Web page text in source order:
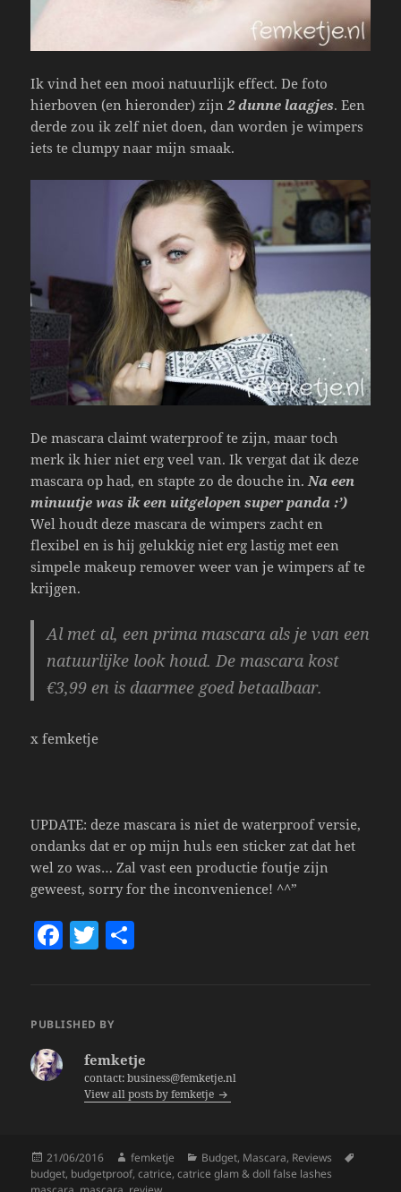
Ik vind het een mooi natuurlijk effect. De foto
hierboven (en hieronder) zijn2 dunne laagjes. Een
derde zou ik zelf niet doen, dan worden je wimpers
iets te clumpy naar mijn smaak.
De mascara claimt waterproof te zijn, maar toch
merk ik hier niet erg veel van. Ik vergat dat ik deze
mascara op had, en stapte zo de douche in.Na een
minuutje was ik een uitgelopen super panda :’)
Wel houdt deze mascara de wimpers zacht en
flexibel en is hij gelukkig niet erg lastig met een
simpele makeup remover weer van je wimpers af te
krijgen.
Al met al, een prima mascara als je van een
natuurlijke look houd. De mascara kost
€3,99 en is daarmee goed betaalbaar.
x femketje
UPDATE: deze mascara is niet de waterproof versie,
ondanks dat er op mijn huls een sticker zat dat het
wel zo was… Zal vast een productie foutje zijn
geweest, sorry for the inconvenience! ^^”
F
e
T
er
PUBLISHED BY
femketje
contact: business@femketje.nl
View all posts by femketje
Posted
on
21/06/2016 Author
femketje Categories
Budget, Mascara, Reviews
budget, budgetproof,catrice,catrice glam & doll false lashes